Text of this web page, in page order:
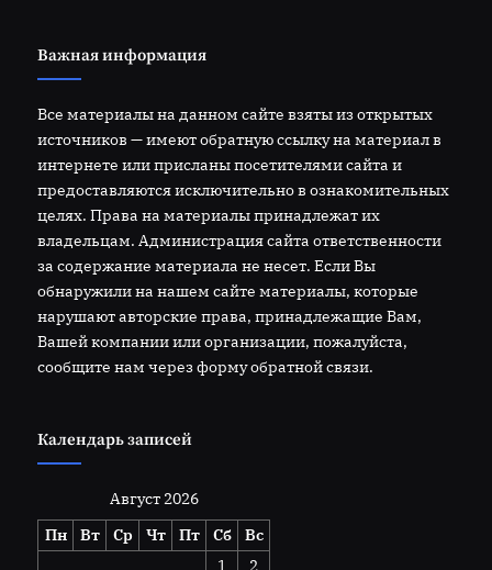
Важная информация
Все материалы на данном сайте взяты из открытых
источников — имеют обратную ссылку на материал в
интернете или присланы посетителями сайта и
предоставляются исключительно в ознакомительных
целях. Права на материалы принадлежат их
владельцам. Администрация сайта ответственности
за содержание материала не несет. Если Вы
обнаружили на нашем сайте материалы, которые
нарушают авторские права, принадлежащие Вам,
Вашей компании или организации, пожалуйста,
сообщите нам через форму обратной связи.
Календарь записей
Август 2026
Пн
Вт Ср Чт Пт Сб
Вс
1
2